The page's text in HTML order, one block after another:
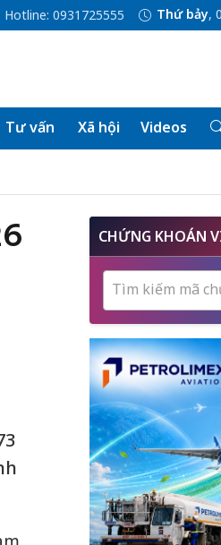
Hotline: 0931725555 Thứ bảy,
Tư vấn Xã hội Videos
CHỨNG KHOÁN
Tìm kiếm mã